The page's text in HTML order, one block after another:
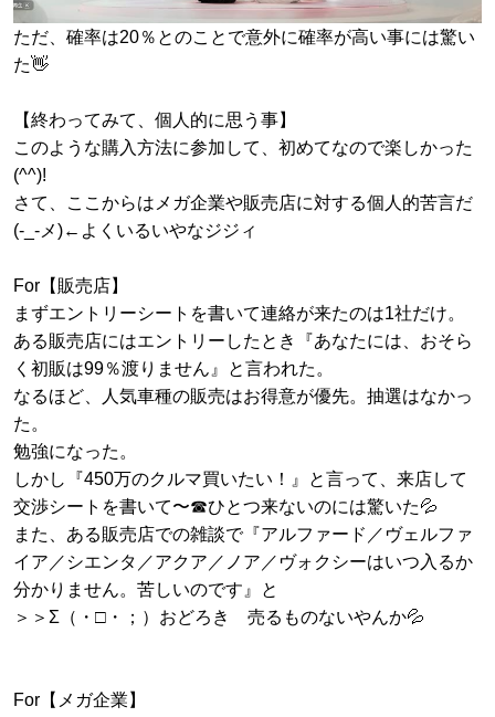
ただ、確率は20％とのことで意外に確率が高い事には驚い
た👋
【終わってみて、個人的に思う事】
このような購入方法に参加して、初めてなので楽しかった
(^^)!
さて、ここからはメガ企業や販売店に対する個人的苦言だ
(-_-メ)←よくいるいやなジジィ
For【販売店】
まずエントリーシートを書いて連絡が来たのは1社だけ。
ある販売店にはエントリーしたとき『あなたには、おそら
く初販は99％渡りません』と言われた。
なるほど、人気車種の販売はお得意が優先。抽選はなかっ
た。
勉強になった。
しかし『450万のクルマ買いたい！』と言って、来店して
交渉シートを書いて〜☎ひとつ来ないのには驚いた💦
また、ある販売店での雑談で『アルファード／ヴェルファ
イア／シエンタ／アクア／ノア／ヴォクシーはいつ入るか
分かりません。苦しいのです』と
＞＞Σ（・□・；）おどろき 売るものないやんか💦
For【メガ企業】